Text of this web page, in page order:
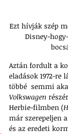
Ezt hívják szép
Disney-
Aztán fordult a
eladások 1972-re
többé  semmi
Volkswagen
Herbie-filmben (
már szerepeljen
és az eredeti